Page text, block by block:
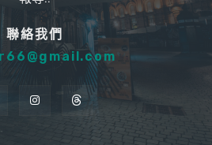
聯絡我們